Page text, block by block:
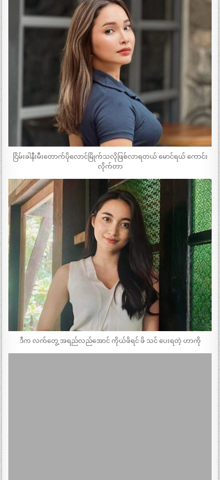
ငြိမ်းခါနီးမီးတောက်ပိုလောင်မြိုက်သလိုဖြစ်လာရတယ် မောင်ရယ် ကောင်း
လိုက်တာ
ဒီက လက်တွေ့ အရည်လည်အောင် ကိုယ်ဖိရင် ဖိ သင် ပေးရတဲ့ ဟာကို